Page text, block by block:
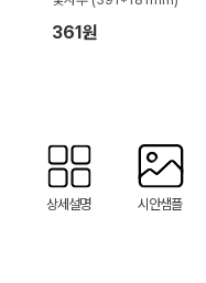
361원
상세설명 시안샘플